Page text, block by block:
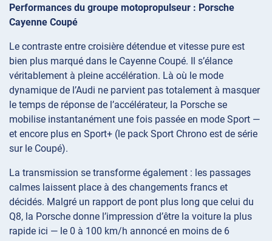
Performances du groupe motopropulseur : Porsche
Cayenne Coupé
Le contraste entre croisière détendue et vitesse pure est
bien plus marqué dans le Cayenne Coupé. Il s’élance
véritablement à pleine accélération. Là où le mode
dynamique de l’Audi ne parvient pas totalement à masquer
le temps de réponse de l’accélérateur, la Porsche se
mobilise instantanément une fois passée en mode Sport —
et encore plus en Sport+ (le pack Sport Chrono est de série
sur le Coupé).
La transmission se transforme également : les passages
calmes laissent place à des changements francs et
décidés. Malgré un rapport de pont plus long que celui du
Q8, la Porsche donne l’impression d’être la voiture la plus
rapide ici — le 0 à 100 km/h annoncé en moins de 6